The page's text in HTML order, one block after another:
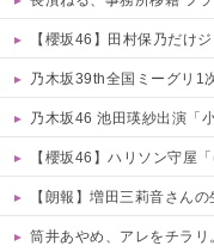
【櫻坂46】田村保乃だけ
乃木坂39th全国ミーグリ1次で免
乃木坂46 池田瑛紗出演「小峠英二のな
【櫻坂46】ハリソン守屋
【朗報】増田三莉音さん
筒井あやめ、アレをチラ